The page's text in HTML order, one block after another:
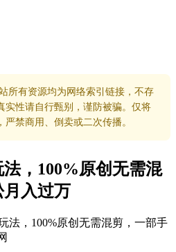
所有资源均为网络索引链接，不存
实性请自行甄别，谨防被骗。仅将
禁商用、倒卖或二次传播。
，100%原创无需混
入过万